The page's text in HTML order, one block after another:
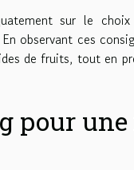
sur le
observant ces
de fruits, tout en
pour